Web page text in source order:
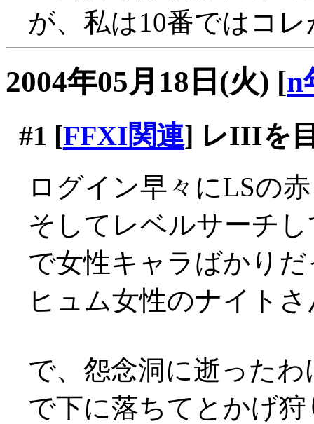
が、私は10番ではコ
2004年05月18日(火) [n
#1 [FFXI関連] レIIIを
ログイン早々にLSの
そしてレベルサーチ
で女性キャラばかり
ヒュム女性のナイト
で、怨念洞に逝った
で下に落ちてとかげ狩